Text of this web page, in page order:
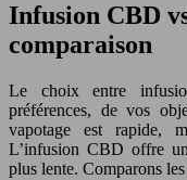
Infusion CBD
comparaison
Le choix entre
préférences, de vos
vapotage est rapide,
L’infusion CBD offre
plus lente. Comparons